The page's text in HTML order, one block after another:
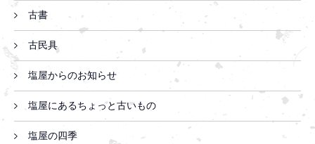
古書
古民具
塩屋からのお知らせ
塩屋にあるちょっと古いもの
塩屋の四季